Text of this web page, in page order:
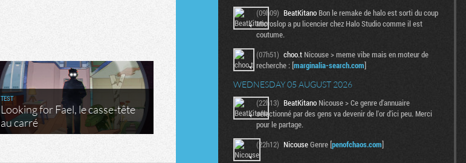
TEST
Looking for Fael, le casse-tête
au carré
(09h09) BeatKitano Bon le remake de halo est sorti du coup
Microslop a pu licencier chez Halo Studio comme il est
coutume.
(07h51) choo.t Nicouse > meme vibe mais en moteur de
recherche : [marginalia-search.com]
WEDNESDAY 05 AUGUST 2026
(22h13) BeatKitano Nicouse > Ce genre d'annuaire
sélectionné par des gens va devenir de l'or d'ici peu. Merci
pour le partage.
(22h12) NicouseGenre [penofchaos.com]